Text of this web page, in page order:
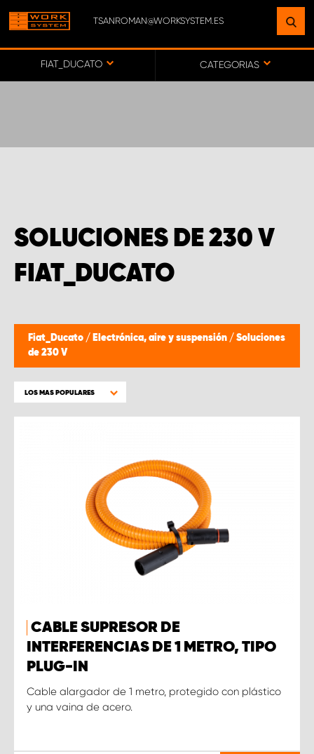
TSANROMAN@WORKSYSTEM.ES
FIAT_DUCATO CATEGORIAS
SOLUCIONES DE 230 V
FIAT_DUCATO
Fiat_Ducato / Electrónica, aire y suspensión / Soluciones
de 230 V
LOS MAS POPULARES
CABLE SUPRESOR DE
INTERFERENCIAS DE 1 METRO, TIPO
PLUG-IN
Cable alargador de 1 metro, protegido con plástico
y una vaina de acero.
ENCUENTRE UNA INSTALACIÓN
CERCA DE USTED